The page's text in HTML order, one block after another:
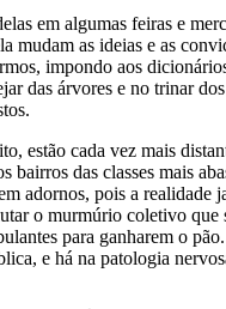
em algumas feiras e
as ideias e as
impondo aos
das árvores e no trinar
estão cada vez mais
das classes mais
adornos, pois a
o murmúrio coletivo que
para ganharem o
e há na patologia